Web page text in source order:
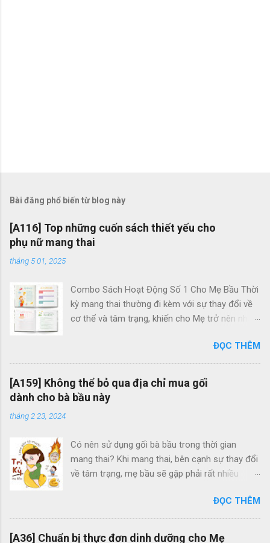
Bài đăng phổ biến từ blog này
[A116] Top những cuốn sách thiết yếu cho
phụ nữ mang thai
tháng 5 01, 2025
Combo Sách Hoạt Động Số 1 Cho Mẹ Bầu Thời
kỳ mang thai thường đi kèm với sự thay đổi về
cơ thể và tâm trạng, khiến cho Mẹ trở nên nhạy
và lo lắng. Điều này cũng có ảnh hưởng đến thai
nhi, vì khi Mẹ trải qua tâm trạng tiêu cực,
hormone cortisol trong cơ thể Mẹ tăng cao, và
thông qua kết nối với thai nhi, các hormone này
cũng ảnh hưởng đến tâm trạng của bé trong
thời kỳ thai nghén? Bộ sách Activity Books đã
được thiết kế để đáp ứng nhu cầu của Mẹ trong
việc giải tỏa căng thẳng và mệt mỏi, đồng thời
bộ sách này, Mẹ sẽ được tham gia vào rất
nhiều hoạt động thú vị, bao gồm: - Tham gia
vào các trò chơi: Tìm từ, đường mazes, danh
ĐỌC THÊM
[A159] Không thể bỏ qua địa chỉ mua gối
dành cho bà bầu này
tháng 2 23, 2024
Có nên sử dụng gối bà bầu trong thời gian
mang thai? Khi mang thai, bên cạnh sự thay đổi
về tâm trạng, mẹ bầu sẽ gặp phải rất nhiều
thể, chuột rút, ợ nóng, phù nề...dẫn đến mất
ngủ. Lúc này, những chiếc gối bầu sẽ phát huy
công dụng, giúp nâng đỡ cơ thể, từ đó cải thiện
ĐỌC THÊM
[A36] Chuẩn bị thực đơn dinh dưỡng cho Mẹ